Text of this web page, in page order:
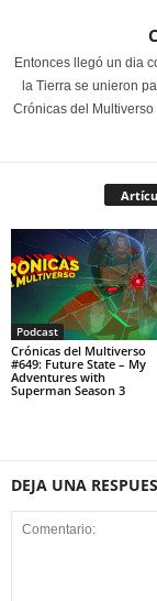
Entonces llegó un dia
la Tierra se unieron
Crónicas del
Podcast
Crónicas del Multiverso
#649: Future State – My
Adventures with
Superman Season 3
DEJA UNA